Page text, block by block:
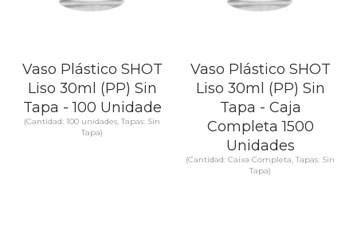
Vaso Plástico SHOT
Liso 30ml (PP) Sin
Tapa - 100 Unidade
(Cantidad: 100 unidades, Tapas: Sin
Tapa)
Vaso Plástico SHOT
Liso 30ml (PP) Sin
Tapa - Caja
Completa 1500
Unidades
(Cantidad: Caixa Completa, Tapas: Sin
Tapa)